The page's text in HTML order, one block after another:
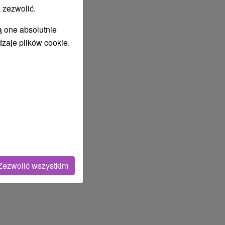
one absolutnie
plików cookie.
wszystkim